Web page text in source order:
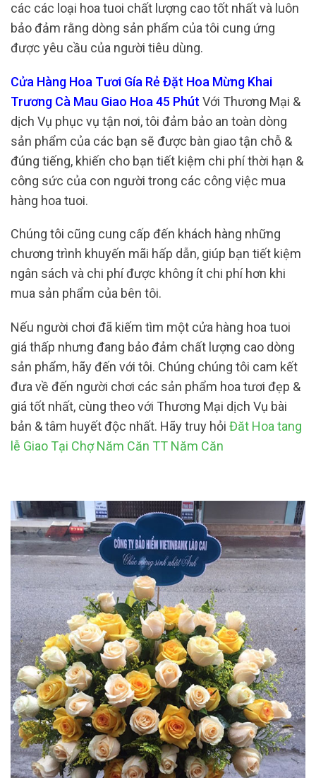
các các loại hoa tuoi chất lượng cao tốt nhất và luôn
bảo đảm rằng dòng sản phẩm của tôi cung ứng
được yêu cầu của người tiêu dùng.
Cửa Hàng Hoa Tươi Gía Rẻ Đặt Hoa Mừng Khai
Trương Cà Mau Giao Hoa 45 Phút Với Thương Mại &
dịch Vụ phục vụ tận nơi, tôi đảm bảo an toàn dòng
sản phẩm của các bạn sẽ được bàn giao tận chỗ &
đúng tiếng, khiến cho bạn tiết kiệm chi phí thời hạn &
công sức của con người trong các công việc mua
hàng hoa tuoi.
Chúng tôi cũng cung cấp đến khách hàng những
chương trình khuyến mãi hấp dẫn, giúp bạn tiết kiệm
ngân sách và chi phí được không ít chi phí hơn khi
mua sản phẩm của bên tôi.
Nếu người chơi đã kiếm tìm một cửa hàng hoa tuoi
giá thấp nhưng đang bảo đảm chất lượng cao dòng
sản phẩm, hãy đến với tôi. Chúng chúng tôi cam kết
đưa về đến người chơi các sản phẩm hoa tươi đẹp &
giá tốt nhất, cùng theo với Thương Mại dịch Vụ bài
bản & tâm huyết độc nhất. Hãy truy hỏi Đăt Hoa tang
lễ Giao Tại Chợ Năm Căn TT Năm Căn